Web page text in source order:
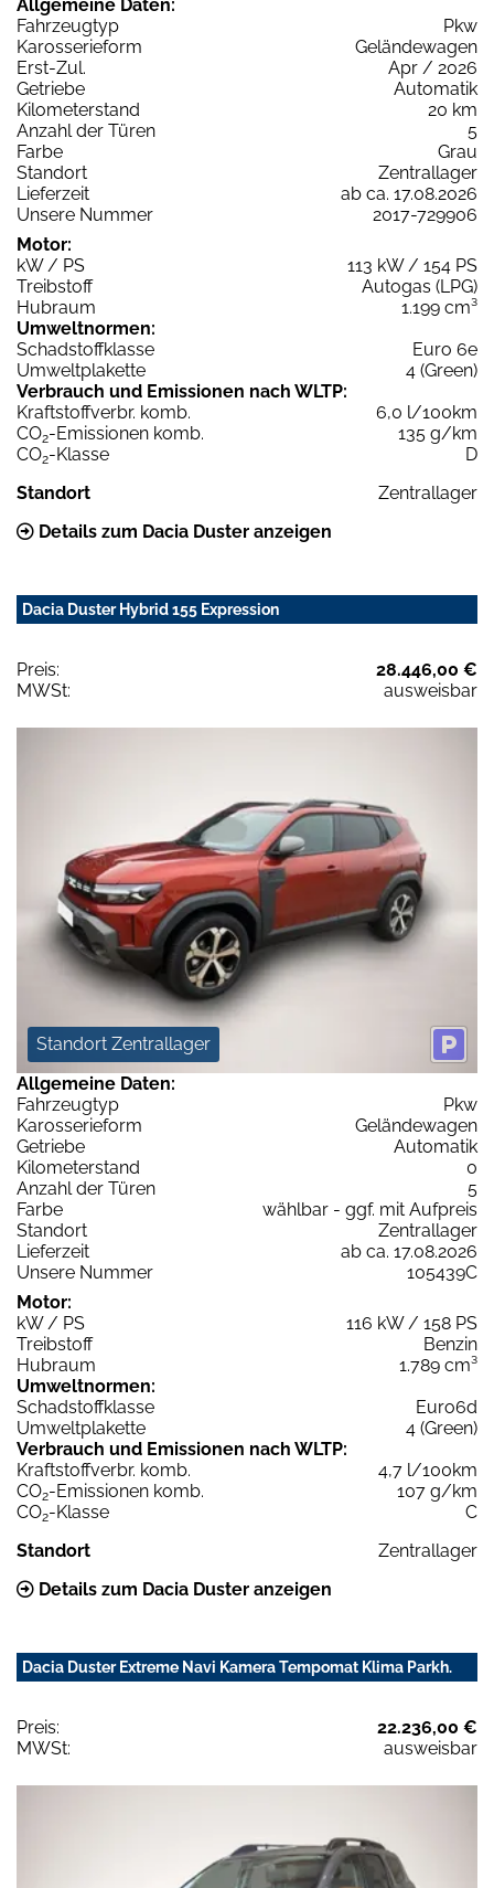
Allgemeine Daten:
Fahrzeugtyp
Pkw
Karosserieform
Geländewagen
Erst-Zul.
Apr / 2026
Getriebe
Automatik
Kilometerstand
20 km
Anzahl der Türen
5
Farbe
Grau
Standort
Zentrallager
Lieferzeit
ab ca. 17.08.2026
Unsere Nummer
2017-729906
Motor:
kW / PS
113 kW / 154 PS
Treibstoff
Autogas (LPG)
Hubraum
1.199 cm³
Umweltnormen:
Schadstoffklasse
Euro 6e
Umweltplakette
4 (Green)
Verbrauch und Emissionen nach WLTP:
Kraftstoffverbr. komb.
6,0 l/100km
CO2-Emissionen komb.
135 g/km
CO2-Klasse
D
Standort
Zentrallager
Details zum Dacia Duster anzeigen
Dacia Duster Hybrid 155 Expression
Preis:
28.446,00 €
MWSt:
ausweisbar
Standort Zentrallager
Allgemeine Daten:
Fahrzeugtyp
Pkw
Karosserieform
Geländewagen
Getriebe
Automatik
Kilometerstand
0
Anzahl der Türen
5
Farbe
wählbar - ggf. mit Aufpreis
Standort
Zentrallager
Lieferzeit
ab ca. 17.08.2026
Unsere Nummer
105439C
Motor:
kW / PS
116 kW / 158 PS
Treibstoff
Benzin
Hubraum
1.789 cm³
Umweltnormen:
Schadstoffklasse
Euro6d
Umweltplakette
4 (Green)
Verbrauch und Emissionen nach WLTP:
Kraftstoffverbr. komb.
4,7 l/100km
CO2-Emissionen komb.
107 g/km
CO2-Klasse
C
Standort
Zentrallager
Details zum Dacia Duster anzeigen
Dacia Duster Extreme Navi Kamera Tempomat Klima Parkh.
Preis:
22.236,00 €
MWSt:
ausweisbar